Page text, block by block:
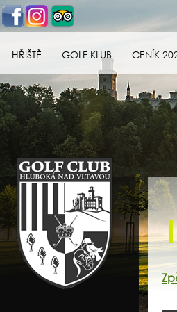
HŘIŠTĚ GOLF KLUB CENÍK
Golf klub Hluboká
nad Vltavou